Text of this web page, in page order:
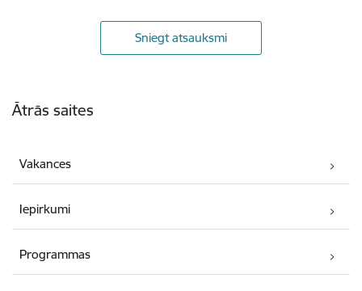
Sniegt atsauksmi
Ātrās saites
Vakances
Iepirkumi
Programmas